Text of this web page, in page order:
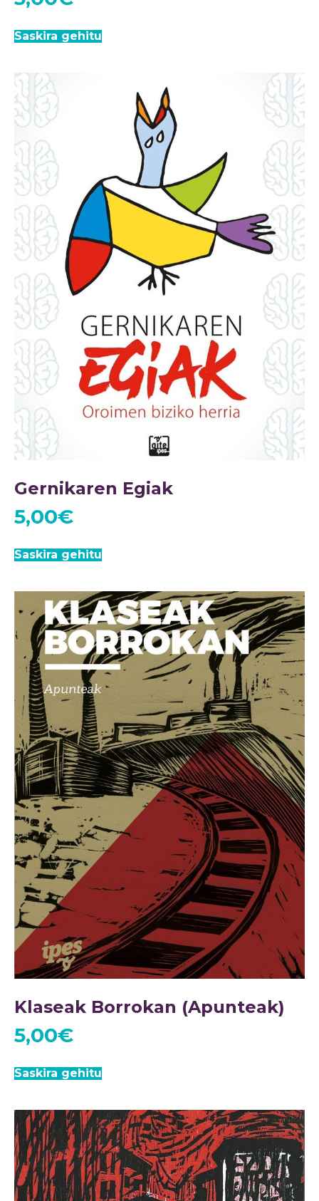
Saskira gehitu
Gernikaren Egiak
5,00€
Saskira gehitu
Klaseak Borrokan (Apunteak)
5,00€
Saskira gehitu